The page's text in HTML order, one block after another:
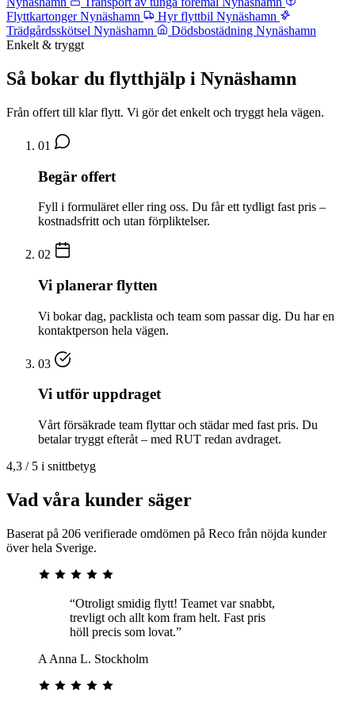
Flyttkartonger Nynäshamn
Hyr flyttbil Nynäshamn
Trädgårdsskötsel Nynäshamn
Dödsbostädning Nynäshamn
Enkelt & tryggt
Så bokar du flytthjälp i Nynäshamn
Från offert till klar flytt. Vi gör det enkelt och tryggt hela vägen.
01
Begär offert
Fyll i formuläret eller ring oss. Du får ett tydligt fast pris –
kostnadsfritt och utan förpliktelser.
02
Vi planerar flytten
Vi bokar dag, packlista och team som passar dig. Du har en
kontaktperson hela vägen.
03
Vi utför uppdraget
Vårt försäkrade team flyttar och städar med fast pris. Du
betalar tryggt efteråt – med RUT redan avdraget.
4,3 / 5 i snittbetyg
Vad våra kunder säger
Baserat på 206 verifierade omdömen på Reco från nöjda kunder
över hela Sverige.
“Otroligt smidig flytt! Teamet var snabbt,
trevligt och allt kom fram helt. Fast pris
höll precis som lovat.”
A Anna L. Stockholm